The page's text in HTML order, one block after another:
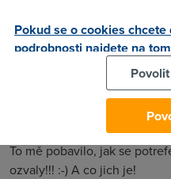
I když píši odlehčený článek
A pokud to měla být parodie
tam bylo opravdu málo -
(23.11.2008
To mě pobavilo, jak se
ozvaly!!! :-) A co jich je!
Pokud se o cookies
podrobnosti najdete na